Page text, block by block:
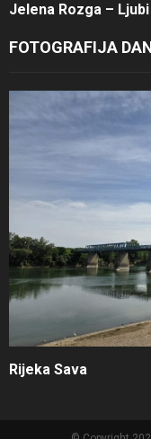
Jelena Rozga –
FOTOGRAFIJA
Rijeka Sava